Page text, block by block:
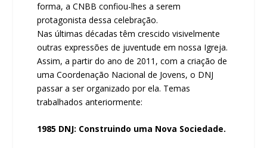
forma, a CNBB confiou-lhes a serem
protagonista dessa celebração.
Nas últimas décadas têm crescido visivelmente
outras expressões de juventude em nossa Igreja.
Assim, a partir do ano de 2011, com a criação de
uma Coordenação Nacional de Jovens, o DNJ
passar a ser organizado por ela. Temas
trabalhados anteriormente:
1985 DNJ: Construindo uma Nova Sociedade.